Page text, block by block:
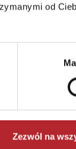
od
Zezwól na